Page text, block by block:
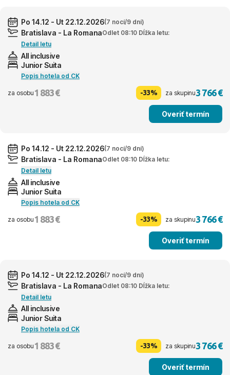
Po 14.12 - Ut 22.12.2026(7 nocí/9 dní)
Bratislava - La RomanaOdlet 08:10 Dĺžka letu:
Detail letu
All inclusive
Junior Suita
Popis hotela od CK
za osobu 1 883 € -33% za skupinu3 766 €
Overiť termín
Po 14.12 - Ut 22.12.2026(7 nocí/9 dní)
Bratislava - La RomanaOdlet 08:10 Dĺžka letu:
Detail letu
All inclusive
Junior Suita
Popis hotela od CK
za osobu 1 883 € -33% za skupinu3 766 €
Overiť termín
Po 14.12 - Ut 22.12.2026(7 nocí/9 dní)
Bratislava - La RomanaOdlet 08:10 Dĺžka letu:
Detail letu
All inclusive
Junior Suita
Popis hotela od CK
za osobu 1 883 € -33% za skupinu3 766 €
Overiť termín